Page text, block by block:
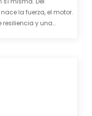
la fuerza, el motor.
resiliencia y una